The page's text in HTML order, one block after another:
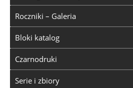
Roczniki – Galeria
Bloki katalog
Czarnodruki
Serie i zbiory